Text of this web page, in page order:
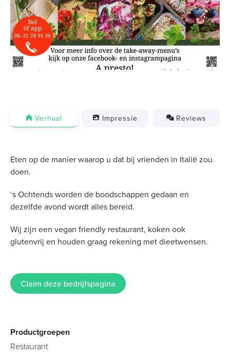
Previous Next
Verhaal Impressie Reviews
Eten op de manier waarop u dat bij vrienden in Italië zou
doen.
‘s Ochtends worden de boodschappen gedaan en
dezelfde avond wordt alles bereid.
Wij zijn een vegan friendly restaurant, koken ook
glutenvrij en houden graag rekening met dieetwensen.
Claim deze bedrijfspagina
Productgroepen
Restaurant